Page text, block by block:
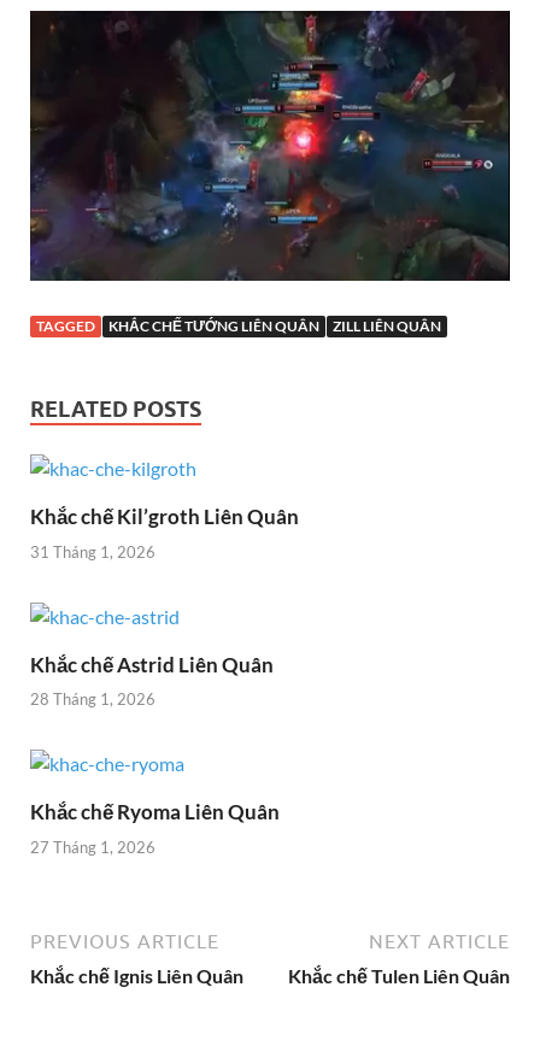
TAGGED KHẮC CHẾ TƯỚNG LIÊN QUÂN ZILL LIÊN QUÂN
RELATED POSTS
Khắc chế Kil’groth Liên Quân
31 Tháng 1, 2026
Khắc chế Astrid Liên Quân
28 Tháng 1, 2026
Khắc chế Ryoma Liên Quân
27 Tháng 1, 2026
PREVIOUS ARTICLE
Khắc chế Ignis Liên Quân
NEXT ARTICLE
Khắc chế Tulen Liên Quân